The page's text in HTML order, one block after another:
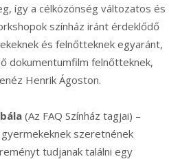
így a célközönség változatos és
színház iránt érdeklődő
és felnőtteknek egyaránt,
dokumentumfilm felnőtteknek,
Henrik Ágoston.
(Az FAQ Színház tagjai) –
szeretnének
tudjanak találni egy